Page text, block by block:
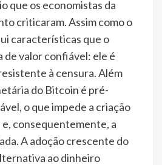
que os economistas da
criticaram. Assim como o
características que o
de valor confiável: ele é
à censura. Além
do Bitcoin é pré-
o que impede a criação
consequentemente, a
A adoção crescente do
ao dinheiro